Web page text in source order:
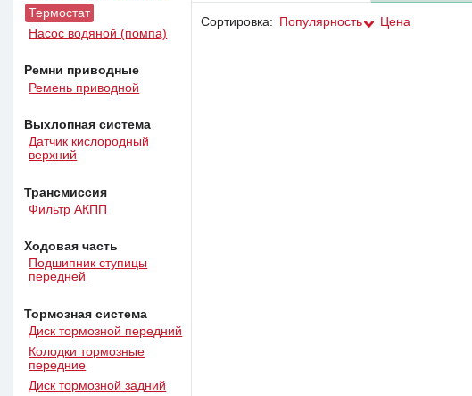
Термостат
Насос водяной (помпа)
Ремни приводные
Ремень приводной
Выхлопная система
Датчик кислородный
верхний
Трансмиссия
Фильтр АКПП
Ходовая часть
Подшипник ступицы
передней
Тормозная система
Диск тормозной передний
Колодки тормозные
передние
Диск тормозной задний
Сортировка: Популярность Цена